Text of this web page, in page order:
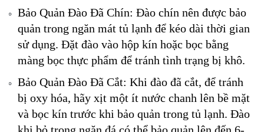
Bảo Quản Đào Đã Chín: Đào chín nên được bảo
quản trong ngăn mát tủ lạnh để kéo dài thời gian
sử dụng. Đặt đào vào hộp kín hoặc bọc bằng
màng bọc thực phẩm để tránh tình trạng bị khô.
Bảo Quản Đào Đã Cắt: Khi đào đã cắt, để tránh
bị oxy hóa, hãy xịt một ít nước chanh lên bề mặt
và bọc kín trước khi bảo quản trong tủ lạnh. Đào